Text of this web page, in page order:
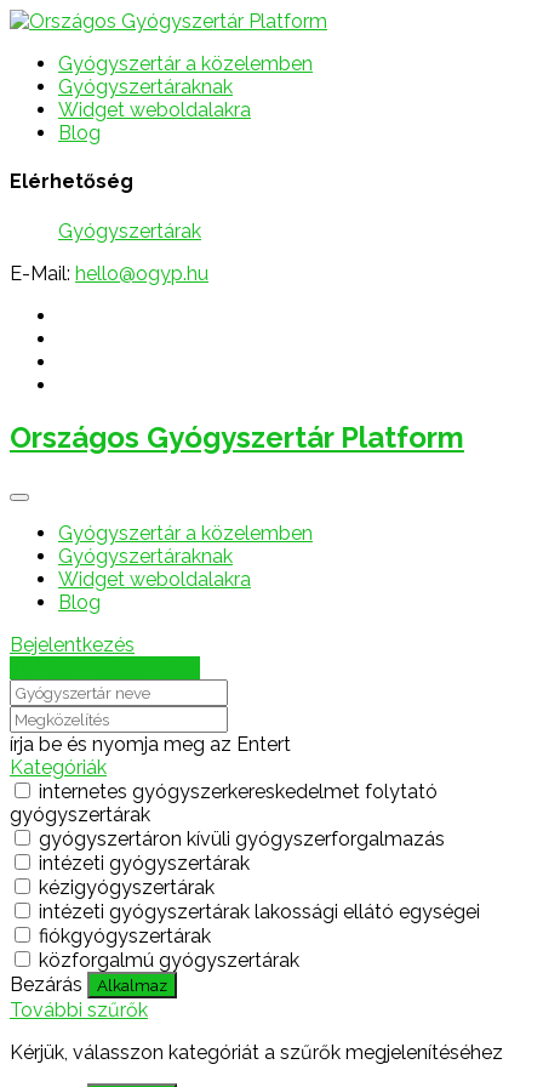
Gyógyszertár a közelemben
Gyógyszertáraknak
Widget weboldalakra
Blog
Elérhetőség
Gyógyszertárak
E-Mail: hello@ogyp.hu
Országos Gyógyszertár Platform
Gyógyszertár a közelemben
Gyógyszertáraknak
Widget weboldalakra
Blog
Bejelentkezés
írja be és nyomja meg az Entert
Kategóriák
internetes gyógyszerkereskedelmet folytató
gyógyszertárak
gyógyszertáron kívüli gyógyszerforgalmazás
intézeti gyógyszertárak
kézigyógyszertárak
intézeti gyógyszertárak lakossági ellátó egységei
fiókgyógyszertárak
közforgalmú gyógyszertárak
Bezárás
Alkalmaz
További szűrők
Kérjük, válasszon kategóriát a szűrők megjelenítéséhez